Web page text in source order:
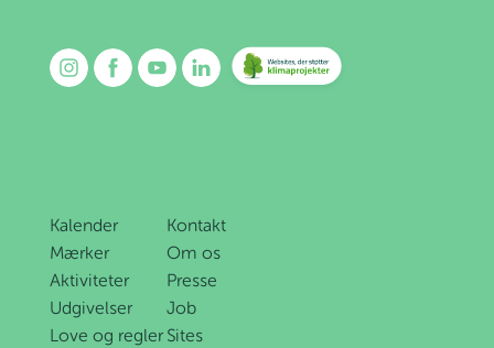
Kalender
Mærker
Aktiviteter
Udgivelser
Love og regler
Kontakt
Om os
Presse
Job
Sites